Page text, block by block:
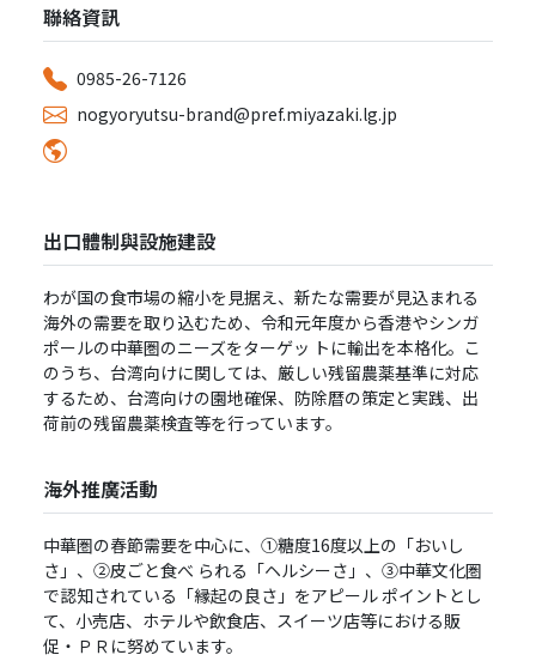
聯絡資訊
0985-26-7126
nogyoryutsu-brand@pref.miyazaki.lg.jp
出口體制與設施建設
わが国の⾷市場の縮⼩を⾒据え、新たな需要が⾒込まれる
海外の需要を取り込むため、令和元年度から⾹港やシンガ
ポールの中華圏のニーズをターゲッ トに輸出を本格化。こ
のうち、台湾向けに関しては、厳しい残留農薬基準に対応
するため、台湾向けの園地確保、防除暦の策定と実践、出
荷前の残留農薬検査等を⾏っています。
海外推廣活動
中華圏の春節需要を中⼼に、①糖度16度以上の「おいし
さ」、②⽪ごと⾷べ られる「ヘルシーさ」、③中華⽂化圏
で認知されている「縁起の良さ」をアピール ポイントとし
て、⼩売店、ホテルや飲⾷店、スイーツ店等における販
促・ＰＲに努めています。